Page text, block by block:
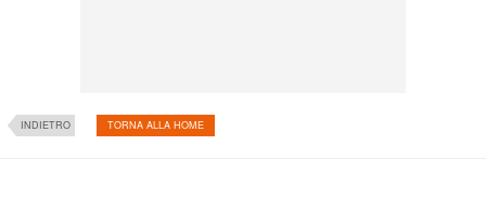
INDIETRO TORNA ALLA HOME